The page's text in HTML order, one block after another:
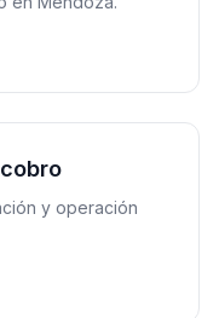
y operación